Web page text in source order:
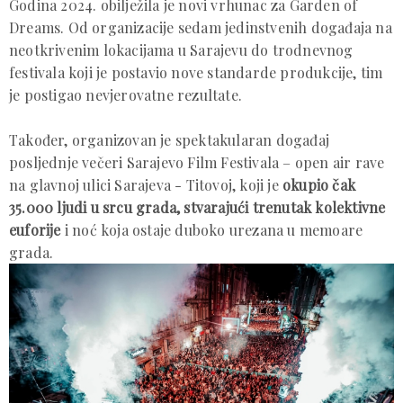
Godina 2024. obilježila je novi vrhunac za Garden of
Dreams. Od organizacije sedam jedinstvenih događaja na
neotkrivenim lokacijama u Sarajevu do trodnevnog
festivala koji je postavio nove standarde produkcije, tim
je postigao nevjerovatne rezultate.
Također, organizovan je spektakularan događaj
posljednje večeri Sarajevo Film Festivala – open air rave
na glavnoj ulici Sarajeva - Titovoj, koji je okupio čak
35.000 ljudi u srcu grada, stvarajući trenutak kolektivne
euforijei noć koja ostaje duboko urezana u memoare
grada.